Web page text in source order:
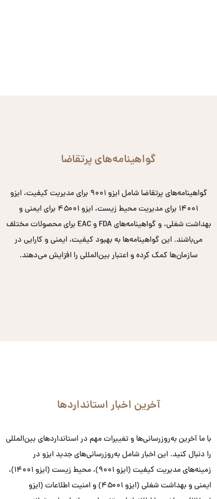
گواهینامه‌های پرتقاضا
گواهینامه‌های پرتقاضا شامل ایزو ۹۰۰۱ برای مدیریت کیفیت، ایزو
۱۴۰۰۱ برای مدیریت محیط زیست، ایزو ۴۵۰۰۱ برای ایمنی و
بهداشت شغلی، و گواهینامه‌های FDA و EAC برای محصولات مختلف
می‌باشند. این گواهینامه‌ها به بهبود کیفیت، ایمنی و کارایی در
سازمان‌ها کمک کرده و اعتبار بین‌المللی را افزایش می‌دهند.
آخرین اخبار استانداردها
با ما آخرین به‌روزرسانی‌ها و تغییرات مهم در استانداردهای بین‌المللی
را دنبال کنید. این اخبار شامل به‌روزرسانی‌های جدید ایزو در
زمینه‌های مدیریت کیفیت (ایزو ۹۰۰۱)، محیط زیست (ایزو ۱۴۰۰۱)،
ایمنی و بهداشت شغلی (ایزو ۴۵۰۰۱) و امنیت اطلاعات (ایزو